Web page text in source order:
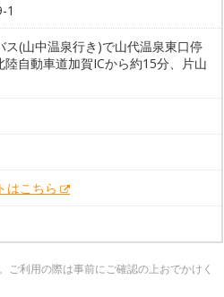
1
ス(山中温泉行き)で山代温泉東口停
自動車道加賀ICから約15分、片山
はこちら
利用の際は事前にご確認の上おでかけく